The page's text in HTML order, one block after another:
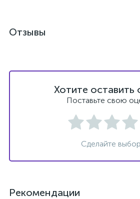
Отзывы
Хотите оставить
Поставьте свою
Сделайте
Рекомендации